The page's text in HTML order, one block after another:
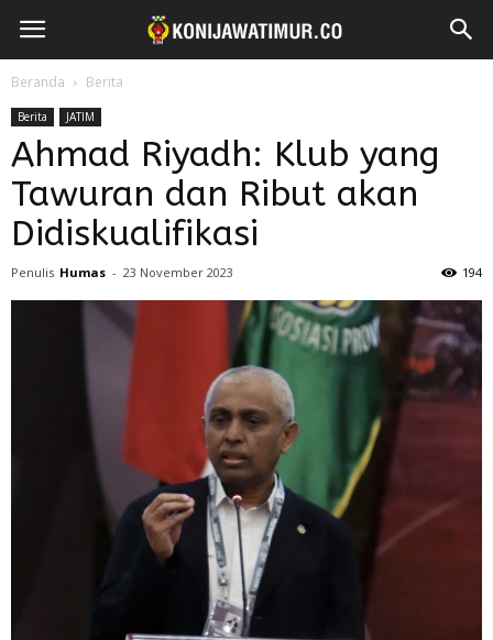
Beranda Berita
Berita JATIM
Ahmad Riyadh: Klub yang
Tawuran dan Ribut akan
Didiskualifikasi
Penulis Humas - 23 November 2023 194